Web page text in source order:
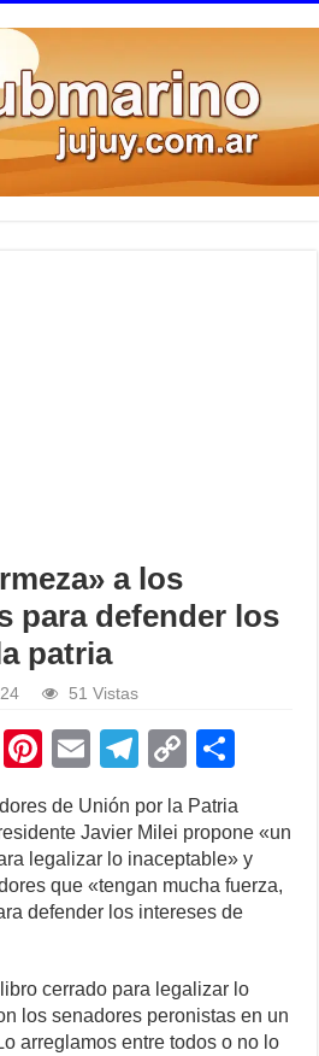
a los
para defender los
patria
51 Vistas
M
e
er
Pi
nt
er
e
st
E
m
ail
T
el
e
gr
a
C
o
p
y
Li
k
ar
e
de Unión por la Patria
Javier Milei propone «un
legalizar lo inaceptable» y
que «tengan mucha fuerza,
defender los intereses de
cerrado para legalizar lo
los senadores peronistas en un
arreglamos entre todos o no lo